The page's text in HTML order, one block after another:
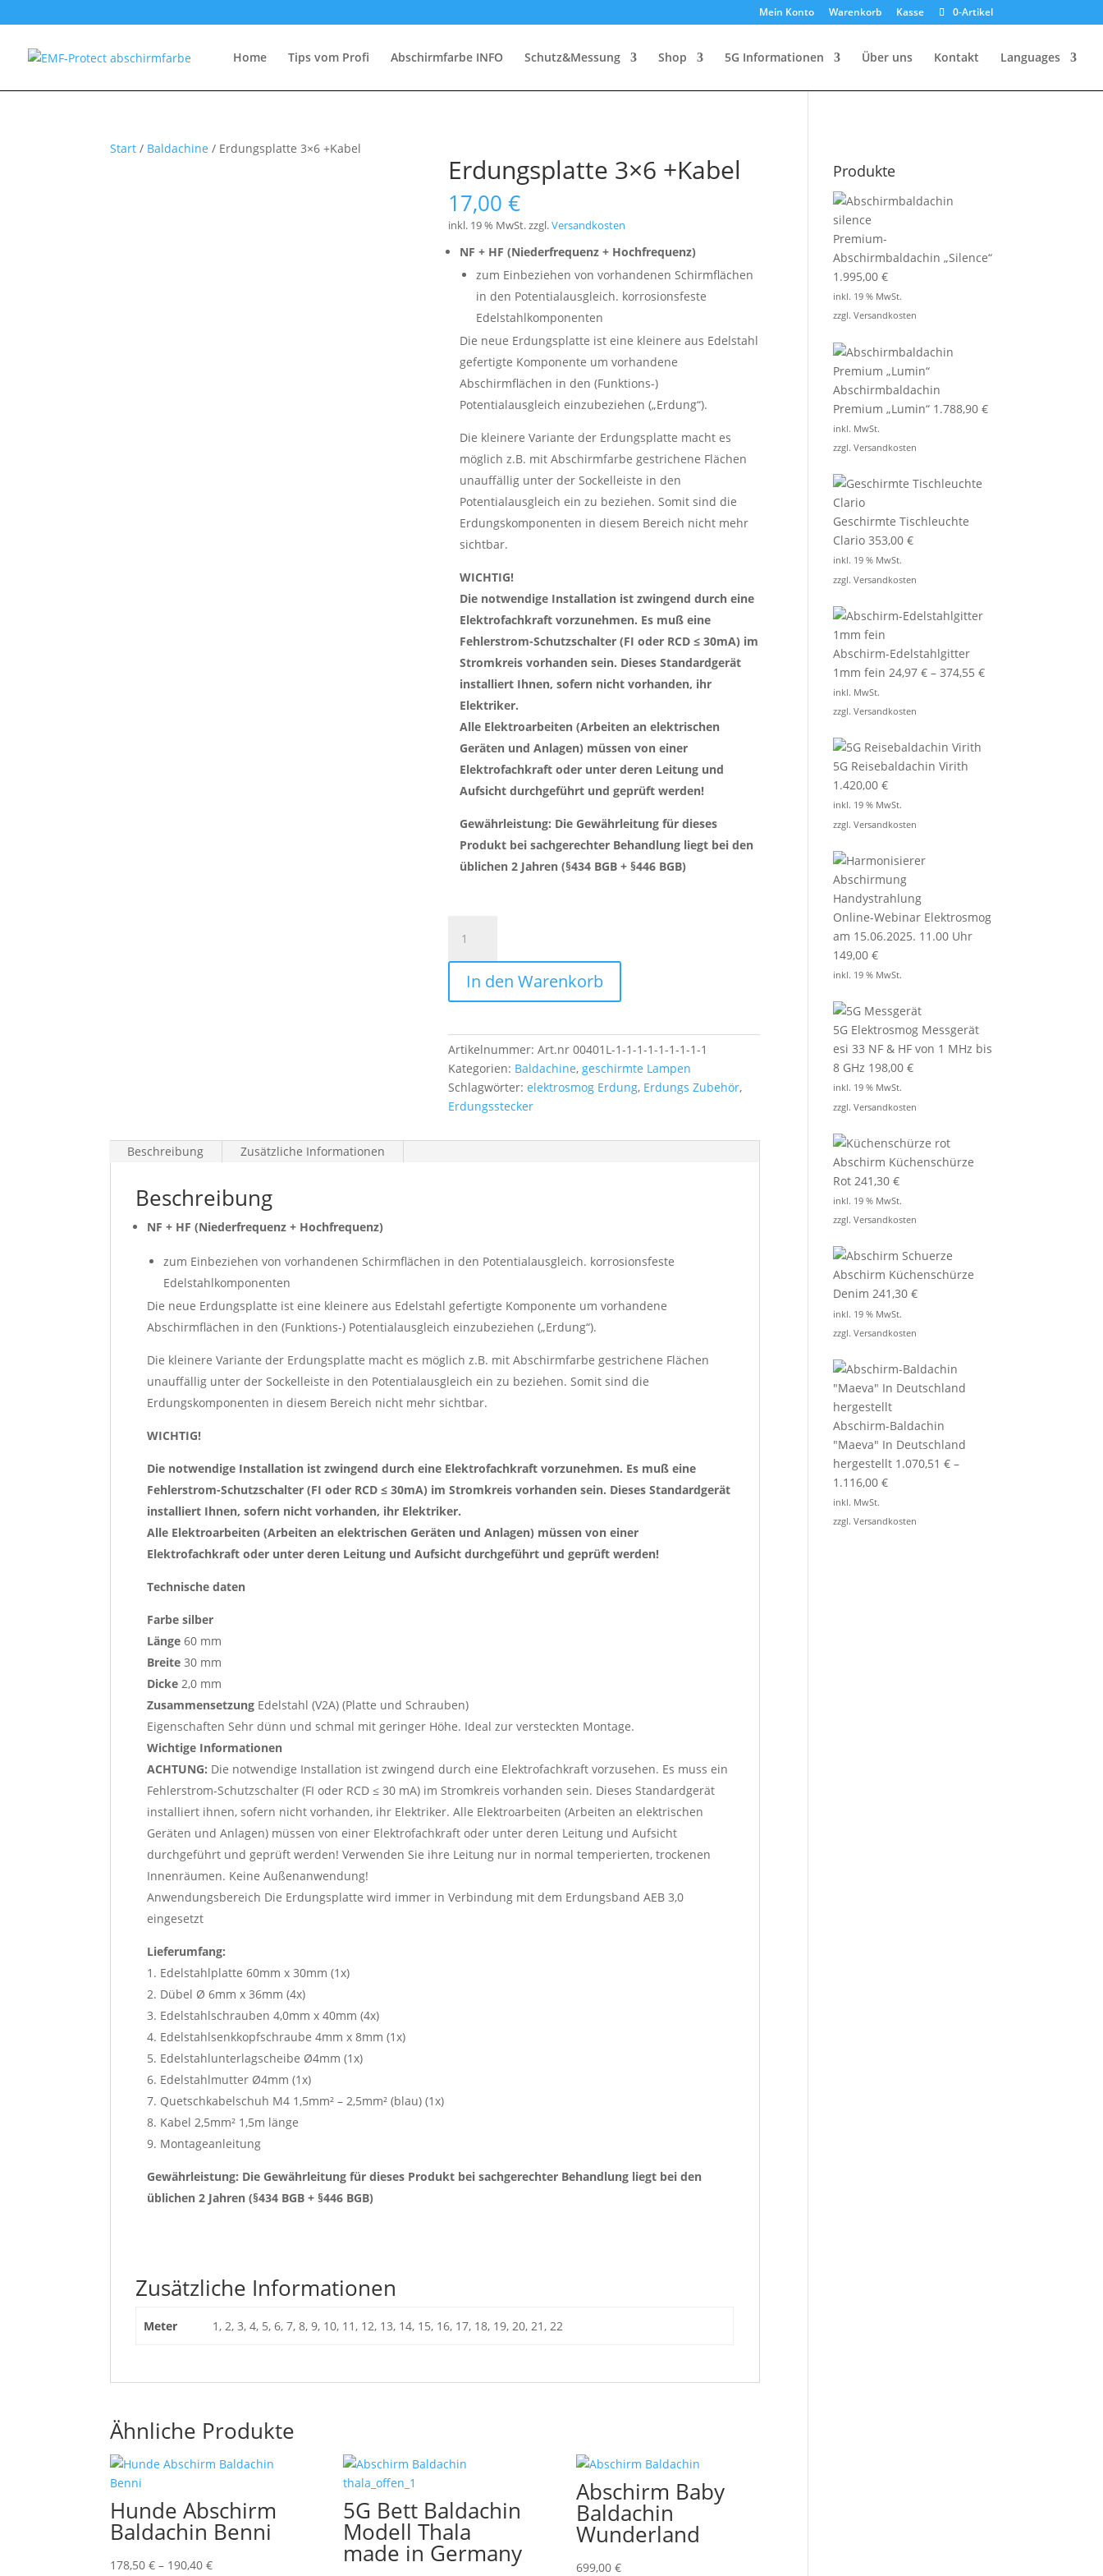
Mein Konto Warenkorb Kasse 0-Artikel
Home Tips vom Profi Abschirmfarbe INFO Schutz&Messung Shop 5G Informationen Über uns Kontakt Languages
Start / Baldachine / Erdungsplatte 3×6 +Kabel
Erdungsplatte 3×6 +Kabel
17,00€
inkl. 19 % MwSt.zzgl.Versandkosten
NF + HF (Niederfrequenz + Hochfrequenz)
zum Einbeziehen von vorhandenen Schirmflächen
in den Potentialausgleich. korrosionsfeste
Edelstahlkomponenten
Die neue Erdungsplatte ist eine kleinere aus Edelstahl
gefertigte Komponente um vorhandene
Abschirmflächen in den (Funktions-)
Potentialausgleich einzubeziehen („Erdung“).
Die kleinere Variante der Erdungsplatte macht es
möglich z.B. mit Abschirmfarbe gestrichene Flächen
unauffällig unter der Sockelleiste in den
Potentialausgleich ein zu beziehen. Somit sind die
Erdungskomponenten in diesem Bereich nicht mehr
sichtbar.
WICHTIG!
Die notwendige Installation ist zwingend durch eine
Elektrofachkraft vorzunehmen. Es muß eine
Fehlerstrom-Schutzschalter (FI oder RCD ≤ 30mA) im
Stromkreis vorhanden sein. Dieses Standardgerät
installiert Ihnen, sofern nicht vorhanden, ihr
Elektriker.
Alle Elektroarbeiten (Arbeiten an elektrischen
Geräten und Anlagen) müssen von einer
Elektrofachkraft oder unter deren Leitung und
Aufsicht durchgeführt und geprüft werden!
Gewährleistung: Die Gewährleitung für dieses
Produkt bei sachgerechter Behandlung liegt bei den
üblichen 2 Jahren (§434 BGB + §446 BGB)
3x6
+Kabel
MengeIn den Warenkorb
Artikelnummer:Art.nr 00401L-1-1-1-1-1-1-1-1-1
Kategorien: Baldachine,geschirmte Lampen
Schlagwörter:elektrosmog Erdung, Erdungs Zubehör,
Erdungsstecker
Beschreibung Zusätzliche Informationen
Beschreibung
NF + HF (Niederfrequenz + Hochfrequenz)
zum Einbeziehen von vorhandenen Schirmflächen in den Potentialausgleich. korrosionsfeste
Edelstahlkomponenten
Die neue Erdungsplatte ist eine kleinere aus Edelstahl gefertigte Komponente um vorhandene
Abschirmflächen in den (Funktions-) Potentialausgleich einzubeziehen („Erdung“).
Die kleinere Variante der Erdungsplatte macht es möglich z.B. mit Abschirmfarbe gestrichene Flächen
unauffällig unter der Sockelleiste in den Potentialausgleich ein zu beziehen. Somit sind die
Erdungskomponenten in diesem Bereich nicht mehr sichtbar.
WICHTIG!
Die notwendige Installation ist zwingend durch eine Elektrofachkraft vorzunehmen. Es muß eine
Fehlerstrom-Schutzschalter (FI oder RCD ≤ 30mA) im Stromkreis vorhanden sein. Dieses Standardgerät
installiert Ihnen, sofern nicht vorhanden, ihr Elektriker.
Alle Elektroarbeiten (Arbeiten an elektrischen Geräten und Anlagen) müssen von einer
Elektrofachkraft oder unter deren Leitung und Aufsicht durchgeführt und geprüft werden!
Technische daten
Farbe silber
Länge 60 mm
Breite 30 mm
Dicke 2,0 mm
Zusammensetzung Edelstahl (V2A) (Platte und Schrauben)
Eigenschaften Sehr dünn und schmal mit geringer Höhe. Ideal zur versteckten Montage.
Wichtige Informationen
ACHTUNG: Die notwendige Installation ist zwingend durch eine Elektrofachkraft vorzusehen. Es muss ein
Fehlerstrom-Schutzschalter (FI oder RCD ≤ 30 mA) im Stromkreis vorhanden sein. Dieses Standardgerät
installiert ihnen, sofern nicht vorhanden, ihr Elektriker. Alle Elektroarbeiten (Arbeiten an elektrischen
Geräten und Anlagen) müssen von einer Elektrofachkraft oder unter deren Leitung und Aufsicht
durchgeführt und geprüft werden! Verwenden Sie ihre Leitung nur in normal temperierten, trockenen
Innenräumen. Keine Außenanwendung!
Anwendungsbereich Die Erdungsplatte wird immer in Verbindung mit dem Erdungsband AEB 3,0
eingesetzt
Lieferumfang:
1. Edelstahlplatte 60mm x 30mm (1x)
2. Dübel Ø 6mm x 36mm (4x)
3. Edelstahlschrauben 4,0mm x 40mm (4x)
4. Edelstahlsenkkopfschraube 4mm x 8mm (1x)
5. Edelstahlunterlagscheibe Ø4mm (1x)
6. Edelstahlmutter Ø4mm (1x)
7. Quetschkabelschuh M4 1,5mm² – 2,5mm² (blau) (1x)
8. Kabel 2,5mm² 1,5m länge
9. Montageanleitung
Gewährleistung: Die Gewährleitung für dieses Produkt bei sachgerechter Behandlung liegt bei den
üblichen 2 Jahren (§434 BGB + §446 BGB)
Zusätzliche Informationen
Meter 1, 2, 3, 4, 5, 6, 7, 8, 9, 10, 11, 12, 13, 14, 15, 16, 17, 18, 19, 20, 21, 22
Ähnliche Produkte
Hunde Abschirm
Baldachin Benni
178,50€ – 190,40€
5G Bett Baldachin
Modell Thala
made in Germany
Abschirm Baby
Baldachin
Wunderland
699,00 €
Produkte
Premium-
Abschirmbaldachin „Silence“
1.995,00€
inkl. 19 % MwSt.
zzgl.Versandkosten
Abschirmbaldachin
Premium „Lumin“ 1.788,90€
inkl. MwSt.
zzgl.Versandkosten
Geschirmte Tischleuchte
Clario 353,00€
inkl. 19 % MwSt.
zzgl.Versandkosten
Abschirm-Edelstahlgitter
1mm fein 24,97€ –374,55€
inkl. MwSt.
zzgl.Versandkosten
5G Reisebaldachin Virith
1.420,00€
inkl. 19 % MwSt.
zzgl.Versandkosten
Online-Webinar Elektrosmog
am 15.06.2025. 11.00 Uhr
149,00€
inkl. 19 % MwSt.
5G Elektrosmog Messgerät
esi 33 NF & HF von 1 MHz bis
8 GHz 198,00€
inkl. 19 % MwSt.
zzgl.Versandkosten
Abschirm Küchenschürze
Rot 241,30€
inkl. 19 % MwSt.
zzgl.Versandkosten
Abschirm Küchenschürze
Denim 241,30€
inkl. 19 % MwSt.
zzgl.Versandkosten
Abschirm-Baldachin
"Maeva" In Deutschland
hergestellt 1.070,51€ –
1.116,00€
inkl. MwSt.
zzgl.Versandkosten